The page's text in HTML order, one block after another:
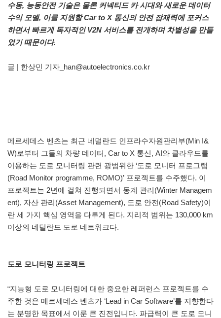
수동, 능동안전 기술은 물론 커넥티드 카 시대와 새로운 데이터
수익 모델, 이를 지원할 Car to X 통신의 안전 잠재력에 포커스
하면서 빠르게 독자적인 V2N 서비스를 전개하며 차별성을 만들
었기 때문이다.
글 | 한상민 기자_han@autoelectronics.co.kr
메르세데스 벤츠는 최근 네덜란드 인프라수자원관리부(Min I&
W)로부터 그들의 차량 데이터, Car to X 통신, AI와 클라우드를
이용하는 도로 모니터링 관련 광범위한 ‘도로 모니터 프로그램
(Road Monitor programme, ROMO)’ 프로젝트를 수주했다. 이
프로젝트는 2년에 걸쳐 진행되면서 동계 관리(Winter Managem
ent), 자산 관리(Asset Management), 도로 안전(Road Safety)이
란 세 가지 핵심 영역을 다루게 된다. 지리적 범위는 130,000 km
이상의 네덜란드 도로 네트워크다.
도로 모니터링 프로젝트
“지능형 도로 모니터링에 대한 중요한 레퍼런스 프로젝트를 수
주한 것은 메르세데스 벤츠가 ‘Lead in Car Software’를 지향한다
는 분명한 목표에서 이룬 큰 진전입니다. 파급력이 큰 도로 모니